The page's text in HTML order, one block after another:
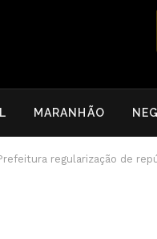
MARANHÃO
regularização de